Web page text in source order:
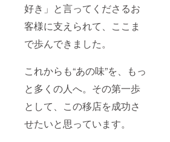
好き」と言ってくださるお
客様に支えられて、ここま
で歩んできました。
これからも“あの味”を、もっ
と多くの人へ。その第一歩
として、この移店を成功さ
せたいと思っています。